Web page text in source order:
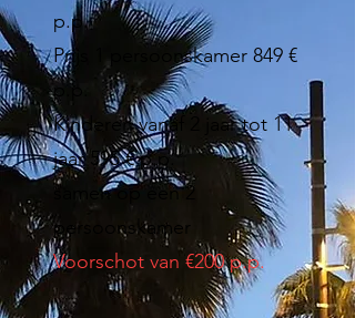
p.p.
Prijs 1 persoonskamer 849 €
p.p.
Kinderen vanaf 2 jaar tot 11
jaar 595 € p.p.
samen op een 2
persoonskamer
Voorschot van €200 p.p.